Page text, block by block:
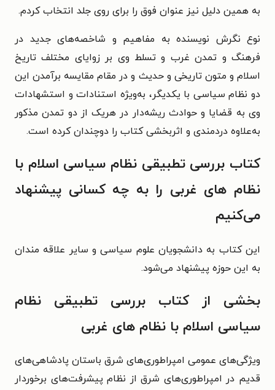
به همین دلیل نیز عنوان فوق را برای روی جلد انتخاب کردم.
نوع نگرش نویسنده به مفاهیم و شاخصه‌های جدید در
فرهنگ و تمدن غرب و تسلط وی بر زوایای مختلف تاریخ
اسلام و متون تاریخی و حدیث و در مقام مقایسه برآمدن این
دو نظام سیاسی با یکدیگر، به‌ویژه استنادات و استشهادات
وی به قضایا و حوادث ریشه‌دار در هریک از دو تمدن مذکور
به‌علاوه دردمندی و اثربخشی کتاب را دوچندان کرده است.
کتاب بررسی تطبیقی نظام سیاسی اسلام با
نظام های غربی را به چه کسانی پیشنهاد
می‌کنیم
این کتاب به دانشجویان علوم سیاسی و سایر علاقه مندان
به این حوزه پیشنهاد می‌شود.
بخشی از کتاب بررسی تطبیقی نظام
سیاسی اسلام با نظام های غربی
ویژگی‌های عمومی امپراطوری‌های شرق باستان پادشاهی‌های
قدیم در امپراطوری‌های شرق از نظام پیشرفت‌های برخوردار